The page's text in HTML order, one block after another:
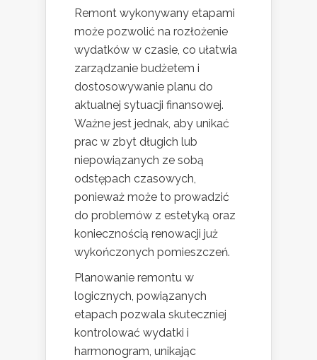
Remont wykonywany etapami
może pozwolić na rozłożenie
wydatków w czasie, co ułatwia
zarządzanie budżetem i
dostosowywanie planu do
aktualnej sytuacji finansowej.
Ważne jest jednak, aby unikać
prac w zbyt długich lub
niepowiązanych ze sobą
odstępach czasowych,
ponieważ może to prowadzić
do problemów z estetyką oraz
koniecznością renowacji już
wykończonych pomieszczeń.
Planowanie remontu w
logicznych, powiązanych
etapach pozwala skuteczniej
kontrolować wydatki i
harmonogram, unikając